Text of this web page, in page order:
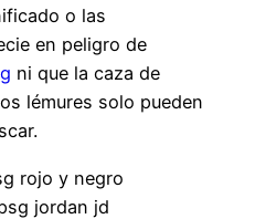
o las
en peligro de
ni que la caza de
lémures solo pueden